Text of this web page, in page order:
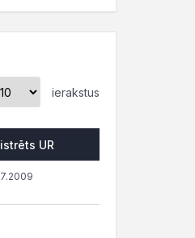
ierakstus
UR